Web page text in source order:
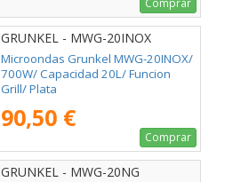
Comprar
GRUNKEL - MWG-20INOX
Microondas Grunkel MWG-20INOX/
700W/ Capacidad 20L/ Funcion
Grill/ Plata
90,50 €
Comprar
GRUNKEL - MWG-20NG